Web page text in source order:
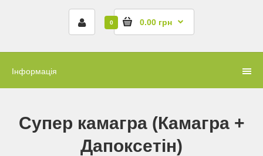
0 0.00 грн
Інформація
Супер камагра (Камагра +
Дапоксетін)